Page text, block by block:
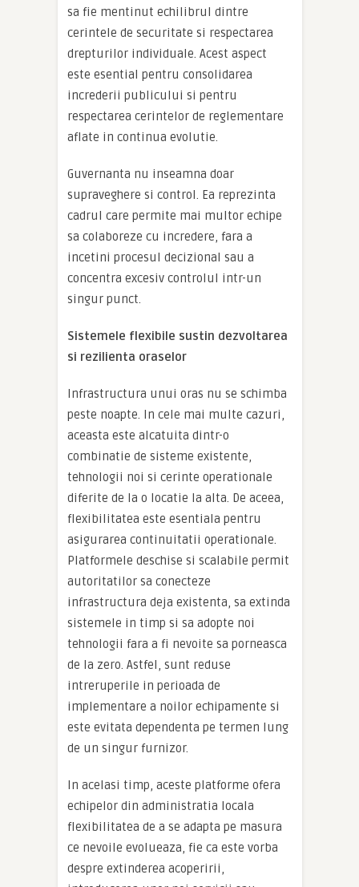
sa fie mentinut echilibrul dintre
cerintele de securitate si respectarea
drepturilor individuale. Acest aspect
este esential pentru consolidarea
increderii publicului si pentru
respectarea cerintelor de reglementare
aflate in continua evolutie.
Guvernanta nu inseamna doar
supraveghere si control. Ea reprezinta
cadrul care permite mai multor echipe
sa colaboreze cu incredere, fara a
incetini procesul decizional sau a
concentra excesiv controlul intr-un
singur punct.
Sistemele flexibile sustin dezvoltarea
si rezilienta oraselor
Infrastructura unui oras nu se schimba
peste noapte. In cele mai multe cazuri,
aceasta este alcatuita dintr-o
combinatie de sisteme existente,
tehnologii noi si cerinte operationale
diferite de la o locatie la alta. De aceea,
flexibilitatea este esentiala pentru
asigurarea continuitatii operationale.
Platformele deschise si scalabile permit
autoritatilor sa conecteze
infrastructura deja existenta, sa extinda
sistemele in timp si sa adopte noi
tehnologii fara a fi nevoite sa porneasca
de la zero. Astfel, sunt reduse
intreruperile in perioada de
implementare a noilor echipamente si
este evitata dependenta pe termen lung
de un singur furnizor.
In acelasi timp, aceste platforme ofera
echipelor din administratia locala
flexibilitatea de a se adapta pe masura
ce nevoile evolueaza, fie ca este vorba
despre extinderea acoperirii,